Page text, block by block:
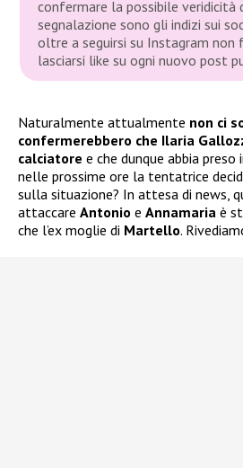
confermare la possibile veridicità
segnalazione sono gli indizi sui
oltre a seguirsi su Instagram non
lasciarsi like su ogni nuovo post
Naturalmente attualmente non ci
confermerebbero che Ilaria
calciatore e che dunque abbia preso
nelle prossime ore la tentatrice
sulla situazione? In attesa di news,
attaccare Antonio e Annamaria è
che l’ex moglie di Martello.